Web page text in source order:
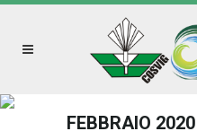
FEBBRAIO 2020